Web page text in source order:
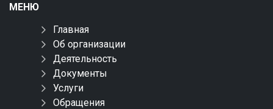
МЕНЮ
Главная
Об организации
Деятельность
Документы
Услуги
Обращения